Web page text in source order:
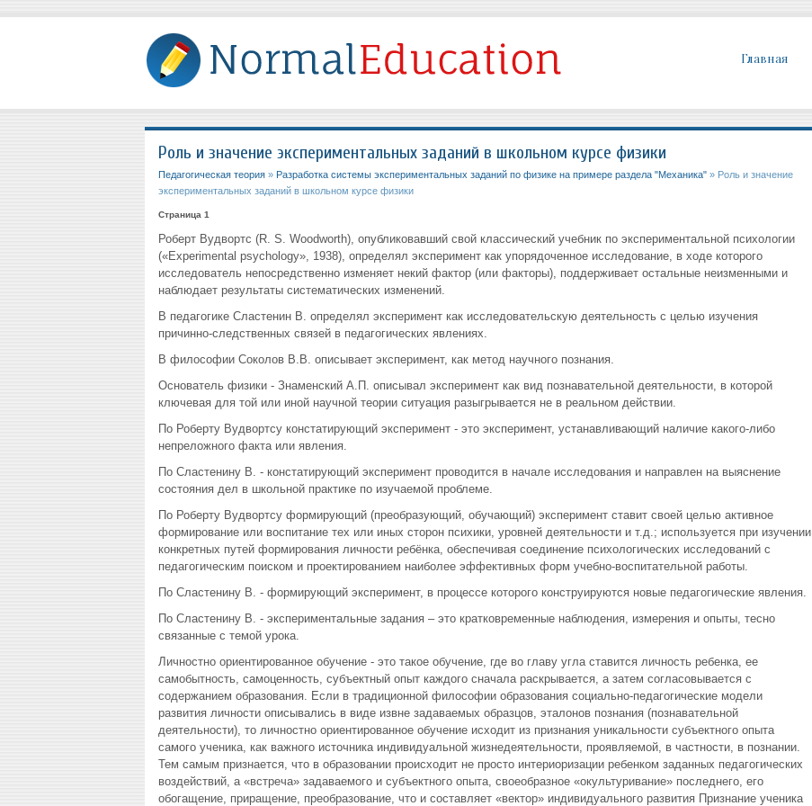
Главная
Роль и значение экспериментальных заданий в школьном курсе физики
Педагогическая теория» Разработка системы экспериментальных заданий по физике на примере раздела "Механика"» Роль и значение
экспериментальных заданий в школьном курсе физики
Страница 1
Роберт Вудвортс (R. S. Woodworth), опубликовавший свой классический учебник по экспериментальной психологии
(«Experimental psychology», 1938), определял эксперимент как упорядоченное исследование, в ходе которого
исследователь непосредственно изменяет некий фактор (или факторы), поддерживает остальные неизменными и
наблюдает результаты систематических изменений.
В педагогике Сластенин В. определял эксперимент как исследовательскую деятельность с целью изучения
причинно-следственных связей в педагогических явлениях.
В философии Соколов В.В. описывает эксперимент, как метод научного познания.
Основатель физики - Знаменский А.П. описывал эксперимент как вид познавательной деятельности, в которой
ключевая для той или иной научной теории ситуация разыгрывается не в реальном действии.
По Роберту Вудвортсу констатирующий эксперимент - это эксперимент, устанавливающий наличие какого-либо
непреложного факта или явления.
По Сластенину В. - констатирующий эксперимент проводится в начале исследования и направлен на выяснение
состояния дел в школьной практике по изучаемой проблеме.
По Роберту Вудвортсу формирующий (преобразующий, обучающий) эксперимент ставит своей целью активное
формирование или воспитание тех или иных сторон психики, уровней деятельности и т.д.; используется при изучении
конкретных путей формирования личности ребёнка, обеспечивая соединение психологических исследований с
педагогическим поиском и проектированием наиболее эффективных форм учебно-воспитательной работы.
По Сластенину В. - формирующий эксперимент, в процессе которого конструируются новые педагогические явления.
По Сластенину В. - экспериментальные задания – это кратковременные наблюдения, измерения и опыты, тесно
связанные с темой урока.
Личностно ориентированное обучение - это такое обучение, где во главу угла ставится личность ребенка, ее
самобытность, самоценность, субъектный опыт каждого сначала раскрывается, а затем согласовывается с
содержанием образования. Если в традиционной философии образования социально-педагогические модели
развития личности описывались в виде извне задаваемых образцов, эталонов познания (познавательной
деятельности), то личностно ориентированное обучение исходит из признания уникальности субъектного опыта
самого ученика, как важного источника индивидуальной жизнедеятельности, проявляемой, в частности, в познании.
Тем самым признается, что в образовании происходит не просто интериоризации ребенком заданных педагогических
воздействий, а «встреча» задаваемого и субъектного опыта, своеобразное «окультуривание» последнего, его
обогащение, приращение, преобразование, что и составляет «вектор» индивидуального развития Признание ученика